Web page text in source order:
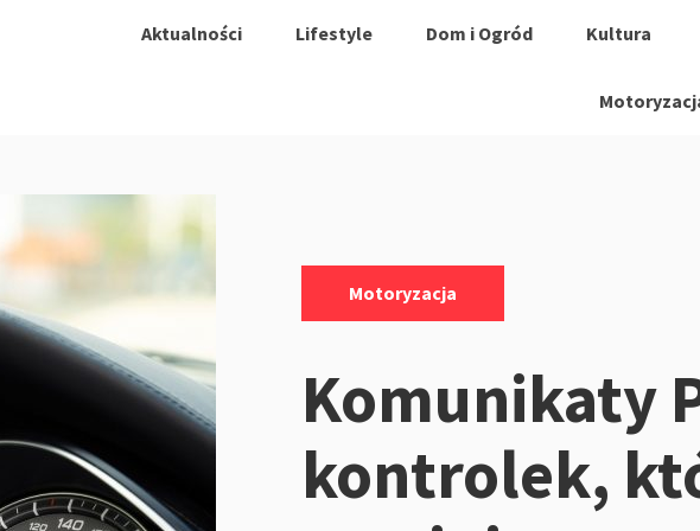
Aktualności Lifestyle Dom i Ogród Kultura
Motoryzacja
Komunikaty
kontrolek,